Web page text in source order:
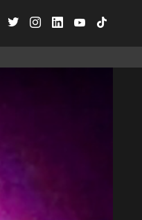
facebooktwitterinstagram
linkedin youtube